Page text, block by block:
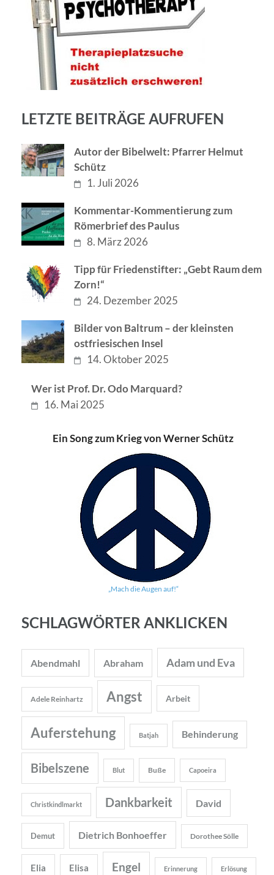
LETZTE BEITRÄGE AUFRUFEN
Autor der Bibelwelt: Pfarrer Helmut
Schütz
1. Juli 2026
Kommentar-Kommentierung zum
Römerbrief des Paulus
8. März 2026
Tipp für Friedenstifter: „Gebt Raum dem
Zorn!“
24. Dezember 2025
Bilder von Baltrum – der kleinsten
ostfriesischen Insel
14. Oktober 2025
Wer ist Prof. Dr. Odo Marquard?
16. Mai 2025
Ein Song zum Krieg von Werner Schütz
„Mach die Augen auf!“
SCHLAGWÖRTER ANKLICKEN
Abendmahl Abraham Adam und Eva
Adele Reinhartz Angst Arbeit
Auferstehung Batjah Behinderung
Bibelszene Blut Buße Capoeira
Christkindlmarkt Dankbarkeit David
Demut Dietrich Bonhoeffer Dorothee Sölle
Elia Elisa Engel Erinnerung Erlösung